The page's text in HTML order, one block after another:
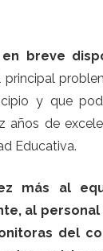
en breve
y que
años de
Educativa.
más al
al
del